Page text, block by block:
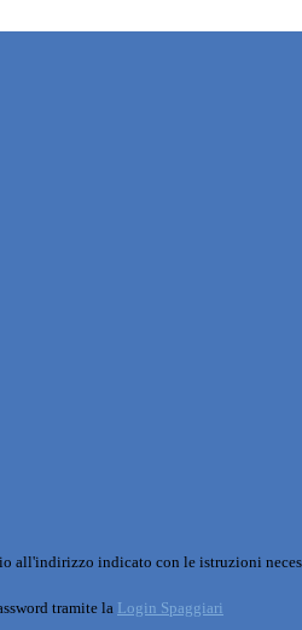
all'indirizzo indicato con le istruzioni
tramite la Login Spaggiari